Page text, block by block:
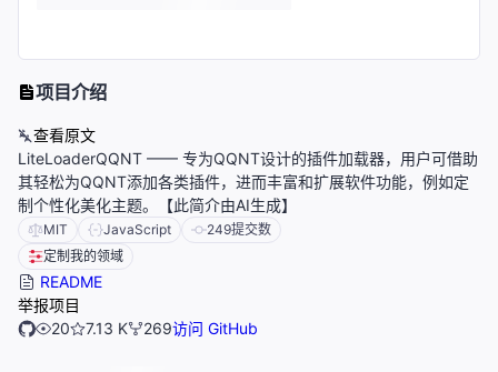
项目介绍
查看原文
LiteLoaderQQNT —— 专为QQNT设计的插件加载器，用户可借助
其轻松为QQNT添加各类插件，进而丰富和扩展软件功能，例如定
制个性化美化主题。【此简介由AI生成】
MIT JavaScript 249提交数
定制我的领域
README
举报项目
20
7.13 K 269访问 GitHub